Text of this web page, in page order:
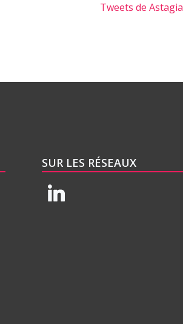
Tweets de Astagia
SUR LES RÉSEAUX